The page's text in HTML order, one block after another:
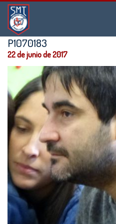
Instituto
San
Martín
de
Tours
P1070183
22 de junio de 2017